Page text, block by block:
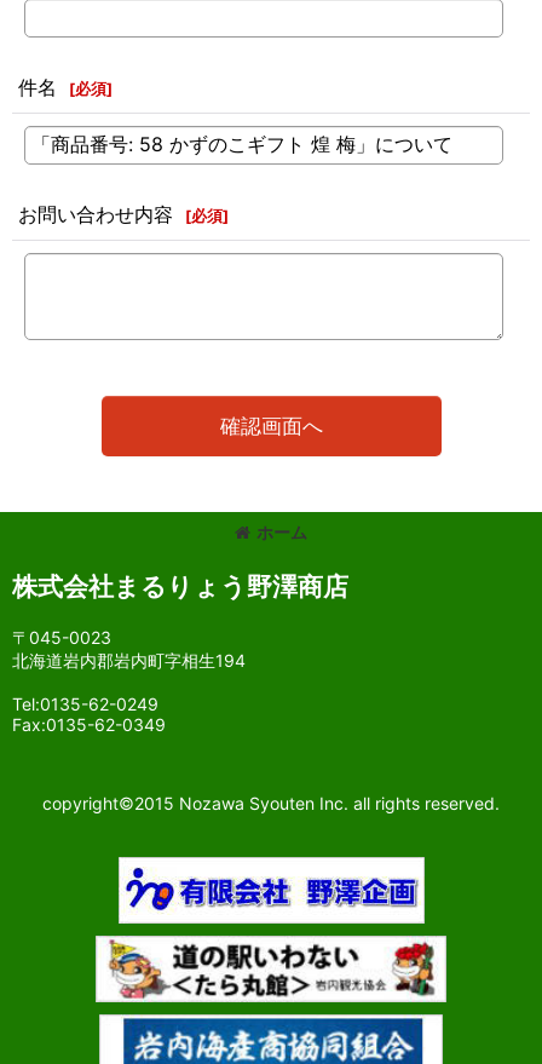
件名 [必須]
お問い合わせ内容 [必須]
確認画面へ
ホーム
株式会社まるりょう野澤商店
〒045-0023
北海道岩内郡岩内町字相生194
Tel:0135-62-0249
Fax:0135-62-0349
copyright©2015 Nozawa Syouten Inc. all rights reserved.